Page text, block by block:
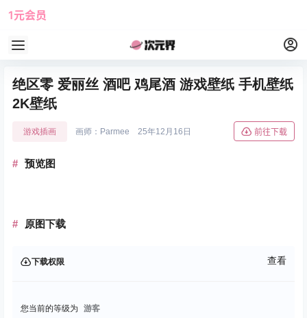
1元会员
绝区零 爱丽丝 酒吧 鸡尾酒 游戏壁纸 手机壁纸
2K壁纸
游戏插画 画师：Parmee 25年12月16日 前往下载
预览图
原图下载
下载权限 查看
您当前的等级为 游客